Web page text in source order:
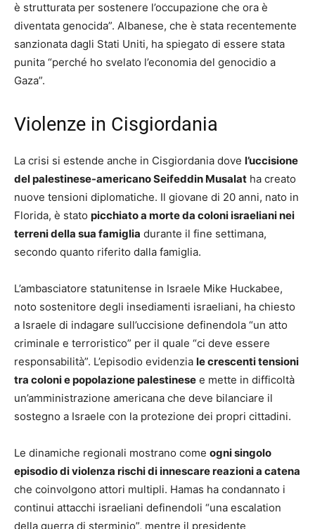
è strutturata per sostenere l’occupazione che ora è
diventata genocida”. Albanese, che è stata recentemente
sanzionata dagli Stati Uniti, ha spiegato di essere stata
punita “perché ho svelato l’economia del genocidio a
Gaza”.
Violenze in Cisgiordania
La crisi si estende anche in Cisgiordania dove l’uccisione
del palestinese-americano Seifeddin Musalat ha creato
nuove tensioni diplomatiche. Il giovane di 20 anni, nato in
Florida, è stato picchiato a morte da coloni israeliani nei
terreni della sua famiglia durante il fine settimana,
secondo quanto riferito dalla famiglia.
L’ambasciatore statunitense in Israele Mike Huckabee,
noto sostenitore degli insediamenti israeliani, ha chiesto
a Israele di indagare sull’uccisione definendola “un atto
criminale e terroristico” per il quale “ci deve essere
responsabilità”. L’episodio evidenzia le crescenti tensioni
tra coloni e popolazione palestinese e mette in difficoltà
un’amministrazione americana che deve bilanciare il
sostegno a Israele con la protezione dei propri cittadini.
Le dinamiche regionali mostrano come ogni singolo
episodio di violenza rischi di innescare reazioni a catena
che coinvolgono attori multipli. Hamas ha condannato i
continui attacchi israeliani definendoli “una escalation
della guerra di sterminio”, mentre il presidente